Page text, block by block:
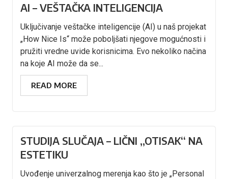
AI – VEŠTAČKA INTELIGENCIJA
Uključivanje veštačke inteligencije (AI) u naš projekat
„How Nice Is“ može poboljšati njegove mogućnosti i
pružiti vredne uvide korisnicima. Evo nekoliko načina
na koje AI može da se...
READ MORE
STUDIJA SLUČAJA – LIČNI „OTISAK“ NA
ESTETIKU
Uvođenje univerzalnog merenja kao što je „Personal